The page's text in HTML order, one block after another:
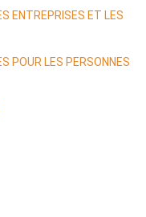
ENTREPRISES ET LES
POUR LES PERSONNES